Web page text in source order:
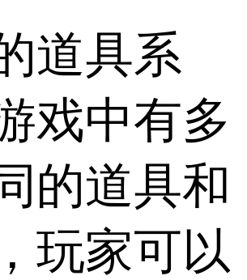
道具系
戏中有多
的道具和
玩家可以